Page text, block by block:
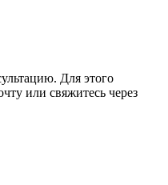
Для этого
или свяжитесь через